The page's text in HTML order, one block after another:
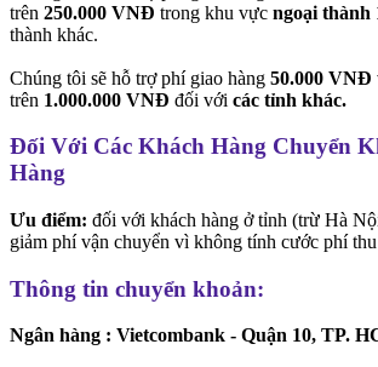
trên 250.000 VNĐ trong khu vực ngoại thành
thành khác.
Chúng tôi sẽ hỗ trợ phí giao hàng 50.000 VNĐ
trên 1.000.000 VNĐ đối với các tỉnh khác.
Đối Với Các Khách Hàng Chuyển
Hàng
Ưu điểm: đối với khách hàng ở tỉnh (trừ Hà
giảm phí vận chuyển vì không tính cước phí
Thông tin chuyển khoản:
Ngân hàng : Vietcombank - Quận 10, TP.